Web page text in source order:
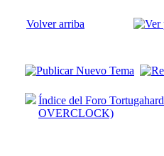
Volver arriba
Índice del Foro Tortugahard
OVERCLOCK)